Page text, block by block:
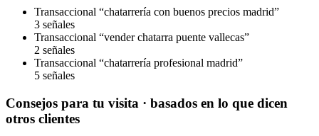
Transaccional “chatarrería con buenos precios madrid”
3 señales
Transaccional “vender chatarra puente vallecas”
2 señales
Transaccional “chatarrería profesional madrid”
5 señales
Consejos para tu visita · basados en lo que dicen
otros clientes